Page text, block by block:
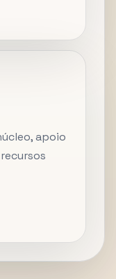
apoio